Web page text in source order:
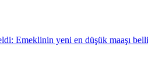
Emeklinin yeni en düşük maaşı